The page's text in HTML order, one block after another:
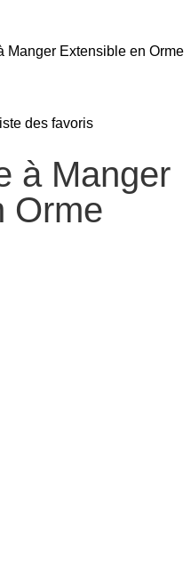
Manger Extensible en Orme
des favoris
à Manger
Orme